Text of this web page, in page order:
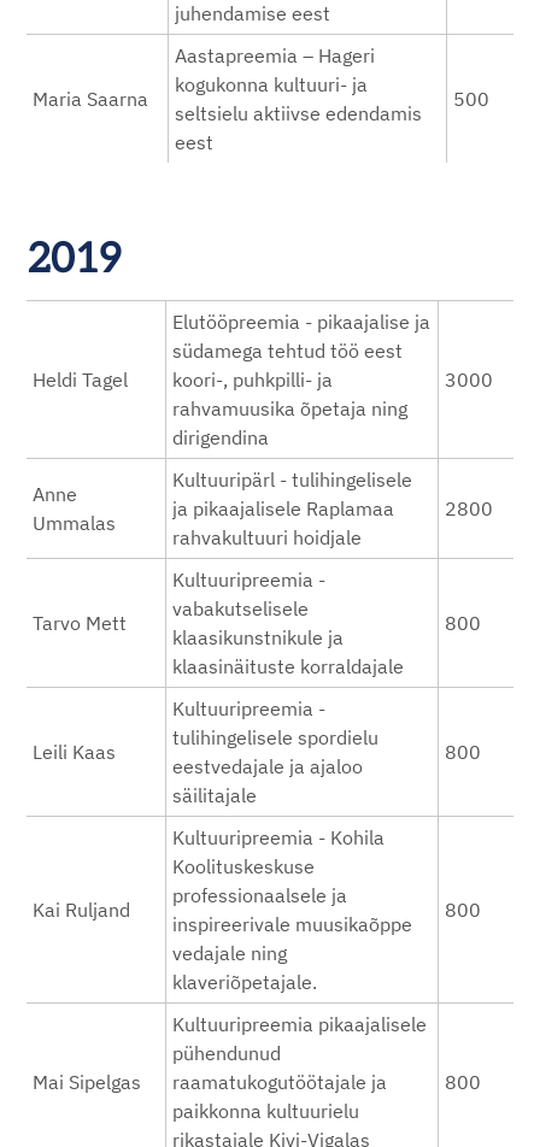
juhendamise eest
Maria Saarna
Aastapreemia – Hageri
kogukonna kultuuri- ja
seltsielu aktiivse edendamis
eest
500
2019
Heldi Tagel
Elutööpreemia - pikaajalise ja
südamega tehtud töö eest
koori-, puhkpilli- ja
rahvamuusika õpetaja ning
dirigendina
3000
Anne
Ummalas
Kultuuripärl - tulihingelisele
ja pikaajalisele Raplamaa
rahvakultuuri hoidjale
2800
Tarvo Mett
Kultuuripreemia -
vabakutselisele
klaasikunstnikule ja
klaasinäituste korraldajale
800
Leili Kaas
Kultuuripreemia -
tulihingelisele spordielu
eestvedajale ja ajaloo
säilitajale
800
Kai Ruljand
Kultuuripreemia - Kohila
Koolituskeskuse
professionaalsele ja
inspireerivale muusikaõppe
vedajale ning
klaveriõpetajale.
800
Mai Sipelgas
Kultuuripreemia pikaajalisele
pühendunud
raamatukogutöötajale ja
paikkonna kultuurielu
rikastajale Kivi-Vigalas
800